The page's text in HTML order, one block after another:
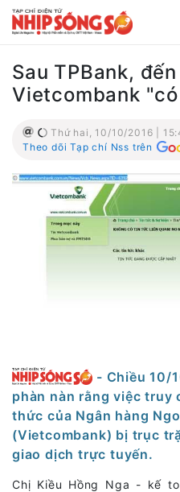
Sau TPBank,
Vietcombank
Thứ hai, 10/10/2016 |
Theo dõi Tạp chí Nss trên
- Chiều 10/
phàn nàn rằng việc truy
thức của Ngân hàng
(Vietcombank) bị trục
giao dịch trực tuyến.
Chị Kiều Hồng Nga - kế